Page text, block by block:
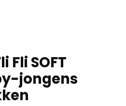
Fli SOFT
jongens